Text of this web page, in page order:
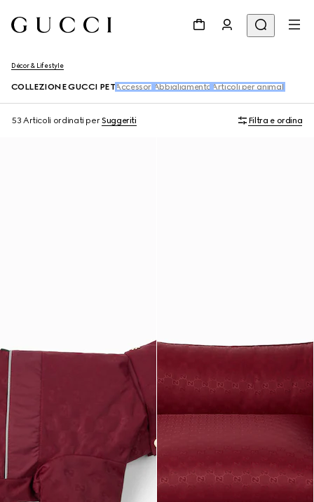
Décor & Lifestyle
COLLEZIONE GUCCI PET Accessori Abbigliamento Articoli per animali
53 Articoli ordinati perSuggeriti Filtra e ordina